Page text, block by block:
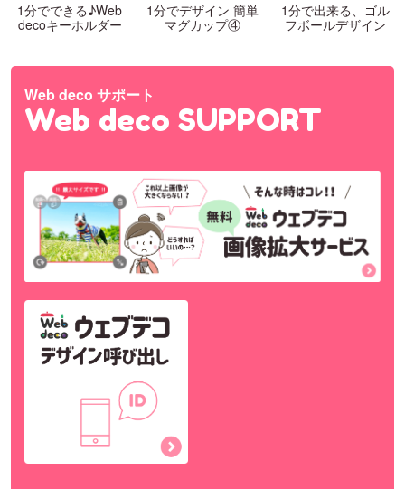
1分でできる♪Web
decoキーホルダー
1分でデザイン 簡単
マグカップ④
1分で出来る、ゴル
フボールデザイン
Web deco サポート
Web deco SUPPORT